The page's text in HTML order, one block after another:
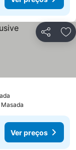
Partilhar
Ver preços